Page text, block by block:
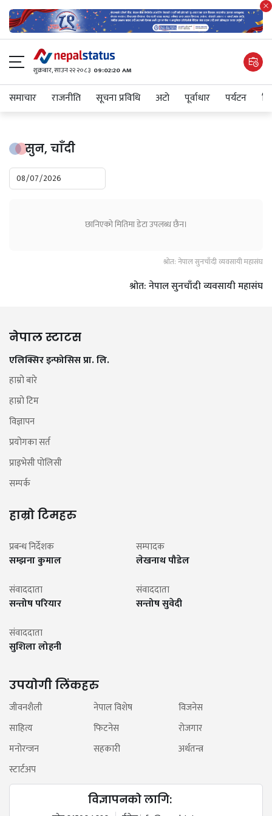
शुक्रबार​, साउन २२ २०८३ 09:02:20 AM
समाचार राजनीति सूचना प्रविधि अटाे पूर्वाधार पर्यटन
सुन, चाँदी
छानिएको मितिमा डेटा उपलब्ध छैन।
श्रोत: नेपाल सुनचाँदी व्यवसायी महासंघ
श्रोत: नेपाल सुनचाँदी व्यवसायी महासंघ
नेपाल स्टाटस
एलिक्सिर इन्फोसिस प्रा. लि.
हाम्रो बारे
हाम्रो टिम
विज्ञापन
प्रयोगका सर्त
प्राइभेसी पोलिसी
सम्पर्क
हाम्रो टिमहरु
प्रबन्ध निर्देशक
सम्झना कुमाल
सम्पादक
लेखनाथ पौडेल
संवाददाता
सन्तोष परियार
संवाददाता
सन्तोष सुवेदी
संवाददाता
सुशिला लोहनी
उपयोगी लिंकहरु
जीवनशैली नेपाल विशेष
विजनेस
साहित्य
फिटनेस
रोजगार
मनोरन्जन
सहकारी
अर्थतन्त्र
स्टार्टअप
विज्ञापनको लागि: